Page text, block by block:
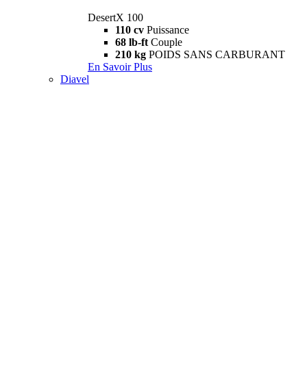
DesertX 100
110 cv Puissance
68 lb-ft Couple
210 kg POIDS SANS CARBURANT
En Savoir Plus
Diavel